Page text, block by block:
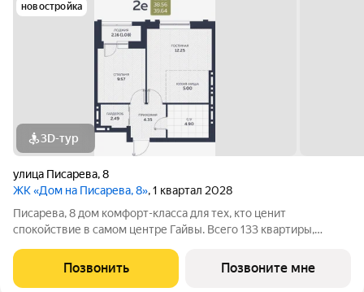
новостройка
3D-тур
улица Писарева,8
ЖК «Дом на Писарева, 8», 1 квартал 2028
Писарева, 8 дом комфорт-класса для тех, кто ценит
спокойствие в самом центре Гайвы. Всего 133 квартиры,
зарубежного производства. Всё необходимое в пешей
доступности: детские сады и гимназия,
Позвонить Позвоните мне